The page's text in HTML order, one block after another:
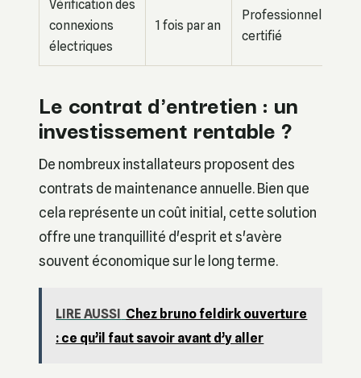
Vérification des
connexions
électriques
1 fois par an
Professionnel
certifié
Le contrat d'entretien : un
investissement rentable ?
De nombreux installateurs proposent des
contrats de maintenance annuelle. Bien que
cela représente un coût initial, cette solution
offre une tranquillité d'esprit et s'avère
souvent économique sur le long terme.
LIRE AUSSI Chez bruno feldirk ouverture
: ce qu’il faut savoir avant d’y aller